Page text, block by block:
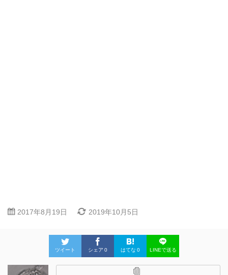
2017年8月19日 2019年10月5日
ツイート シェア 0 はてな 0 LINEで送る